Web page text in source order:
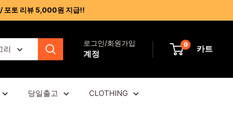
포토 리뷰 5,000원 지급!!
리
로그인/회원가입
계정
0 카트
당일출고 CLOTHING